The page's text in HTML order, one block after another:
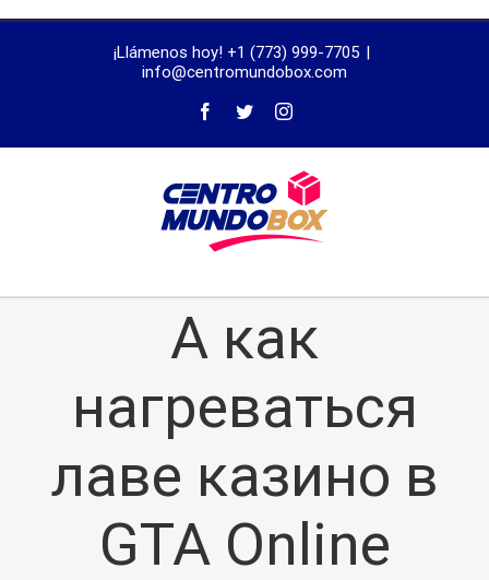
¡Llámenos hoy! +1 (773) 999-7705 |
info@centromundobox.com
А как
нагреваться
лаве казино в
GTA Online